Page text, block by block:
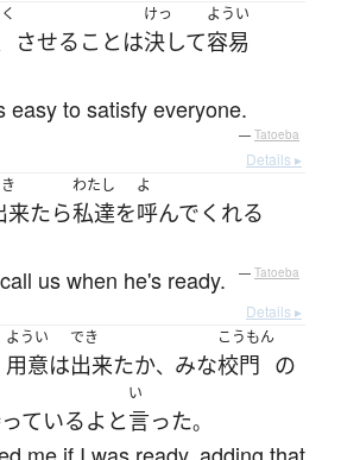
させる ことは
けっ
決して
ようい
容易
easy to satisfy everyone.
— Tatoeba
Details ▸
来たら
わたし
私達を
よ
呼んでくれる
us when he's ready. — Tatoeba
Details ▸
ようい
用意は
でき
出来たか、 みな
こうもん
校門 の
ているよ と
い
言った。